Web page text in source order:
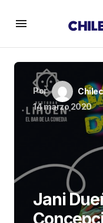
Por
14 marzo 2020
Jani